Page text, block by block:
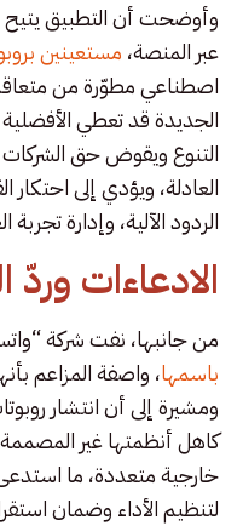
وأوضحت أن التطبيق يتيح
عبر المنصة، مستعينين
اصطناعي مطوّرة من
التنوع ويقوض حق الشركات
العادلة، ويؤدي إلى احتكار
الردود الآلية، وإدارة تجربة
الادعاءات وردّ
من جانبها، نفت شركة
باسمها، واصفة المزاعم
ومشيرة إلى أن انتشار
كاهل أنظمتها غير
خارجية متعددة، ما
لتنظيم الأداء وضمان